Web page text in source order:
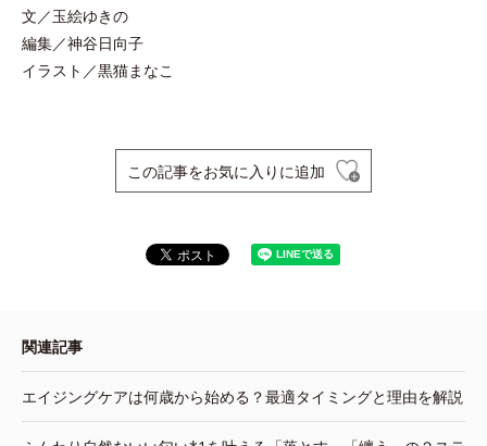
文／玉絵ゆきの
編集／神谷日向子
イラスト／黒猫まなこ
この記事をお気に入りに追加
関連記事
エイジングケアは何歳から始める？最適タイミングと理由を解説